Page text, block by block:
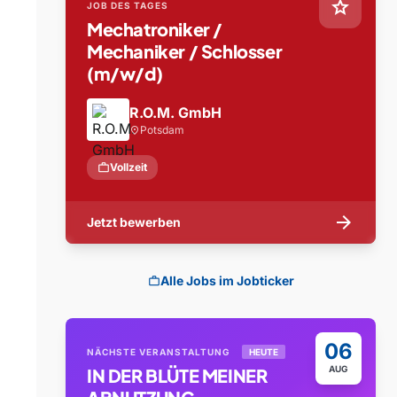
star
JOB DES TAGES
Mechatroniker /
Mechaniker / Schlosser
(m/w/d)
R.O.M. GmbH
location_on Potsdam
workVollzeit
Jetzt bewerben arrow_forward
workAlle Jobs im Jobticker
06
AUG
NÄCHSTE VERANSTALTUNG HEUTE
IN DER BLÜTE MEINER